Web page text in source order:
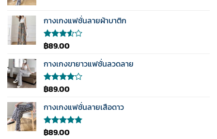
กางเกงแฟชั่นลายผ้าบาติก
ให้
3.50
ตั้งแต่
1-5
คะแนน
฿89.00
กางเกงขายาวแฟชั่นลวดลาย
ให้
4.00
ตั้งแต่ 1-
5
คะแนน
฿89.00
กางเกงแฟชั่นลายเสือดาว
ให้คะแนน
฿89.00